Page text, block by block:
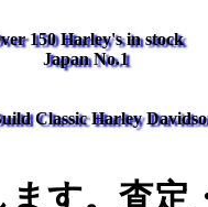
150 Harley's in stock
Japan No.1
Classic Harley
す。査定